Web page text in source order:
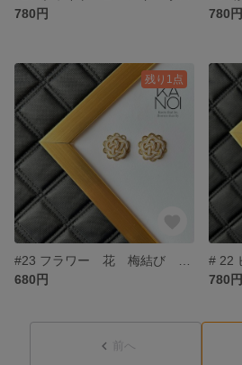
780円
780円
残り1点
680円
780円
前へ